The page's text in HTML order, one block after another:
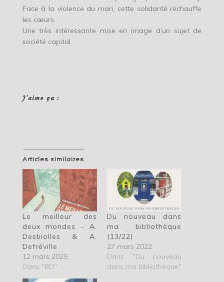
Face à la violence du mari, cette solidarité réchauffe
les cœurs.
Une très intéressante mise en image d’un sujet de
société capital.
J’aime ça :
Articles similaires
Le meilleur des
deux mondes – A.
Desbiolles & A.
Defréville
12 mars 2025
Dans "BD"
Du nouveau dans
ma bibliothèque
(13/22)
27 mars 2022
Dans "Du nouveau
dans ma bibliothèque"